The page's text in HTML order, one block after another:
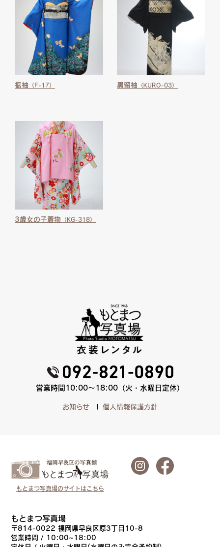
振袖 （F-17） 黒留袖 （KURO-03）
3歳女の子着物 （KG-318）
営業時間10:00〜18:00（火・水曜日定休）
お知らせ 個人情報保護方針
もとまつ写真場のサイトはこちら
もとまつ写真場
〒814-0022 福岡県早良区原3丁目10-8
営業時間 / 10:00~18:00